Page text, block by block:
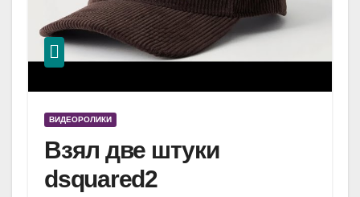
ВИДЕОРОЛИКИ
Взял две штуки
dsquared2